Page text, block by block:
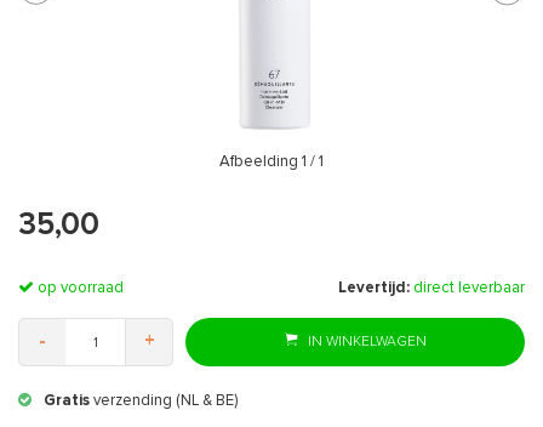
Afbeelding 1 / 1
35,00
op voorraad Levertijd: direct leverbaar
- + IN WINKELWAGEN
Gratis verzending (NL & BE)